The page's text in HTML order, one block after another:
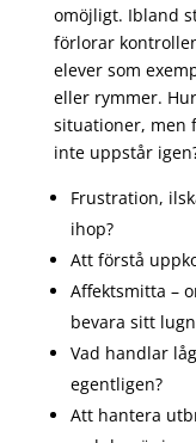
omöjligt. Ibland
förlorar
elever som
eller rymmer.
situationer, men
inte uppstår
Frustration,
ihop?
Att förstå
Affektsmitta –
bevara sitt lugn
Vad handlar
egentligen?
Att hantera